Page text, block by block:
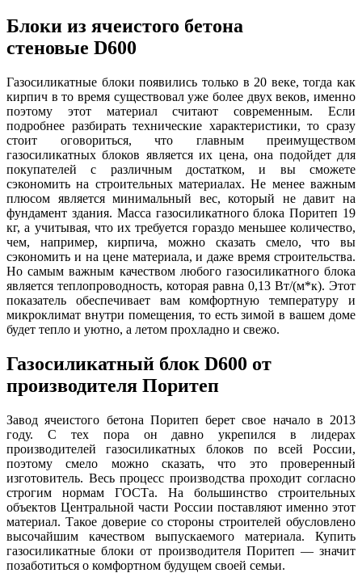
Блоки из ячеистого бетона
стеновые D600
Газосиликатные блоки появились только в 20 веке, тогда как
кирпич в то время существовал уже более двух веков, именно
поэтому этот материал считают современным. Если
подробнее разбирать технические характеристики, то сразу
стоит оговориться, что главным преимуществом
газосиликатных блоков является их цена, она подойдет для
покупателей с различным достатком, и вы сможете
сэкономить на строительных материалах. Не менее важным
плюсом является минимальный вес, который не давит на
фундамент здания. Масса газосиликатного блока Поритеп 19
кг, а учитывая, что их требуется гораздо меньшее количество,
чем, например, кирпича, можно сказать смело, что вы
сэкономить и на цене материала, и даже время строительства.
Но самым важным качеством любого газосиликатного блока
является теплопроводность, которая равна 0,13 Вт/(м*к). Этот
показатель обеспечивает вам комфортную температуру и
микроклимат внутри помещения, то есть зимой в вашем доме
будет тепло и уютно, а летом прохладно и свежо.
Газосиликатный блок D600 от
производителя Поритеп
Завод ячеистого бетона Поритеп берет свое начало в 2013
году. С тех пора он давно укрепился в лидерах
производителей газосиликатных блоков по всей России,
поэтому смело можно сказать, что это проверенный
изготовитель. Весь процесс производства проходит согласно
строгим нормам ГОСТа. На большинство строительных
объектов Центральной части России поставляют именно этот
материал. Такое доверие со стороны строителей обусловлено
высочайшим качеством выпускаемого материала. Купить
газосиликатные блоки от производителя Поритеп — значит
позаботиться о комфортном будущем своей семьи.